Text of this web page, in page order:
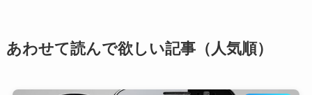
あわせて読んで欲しい記事（人気順）